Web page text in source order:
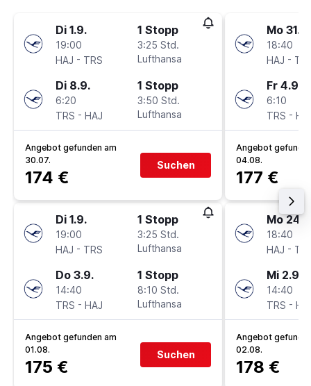
Di 1.9.
19:00
HAJ - TRS
1 Stopp
3:25 Std.
Lufthansa
Di 8.9.
6:20
TRS - HAJ
1 Stopp
3:50 Std.
Lufthansa
Angebot gefunden am
30.07.
174 €
Suchen
Di 1.9.
19:00
HAJ - TRS
1 Stopp
3:25 Std.
Lufthansa
Do 3.9.
14:40
TRS - HAJ
1 Stopp
8:10 Std.
Lufthansa
Angebot gefunden am
01.08.
175 €
Suchen
Mo 31.8.
18:40
HAJ -
Fr 4.9.
6:10
TRS -
Angebot
04.08.
177 €
Mo
18:40
HAJ -
Mi 2.9.
14:40
TRS -
Angebot
02.08.
178 €